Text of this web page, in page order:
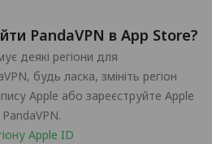
PandaVPN в App Store?
деякі регіони для
будь ласка, змініть регіон
Apple або зареєструйте Apple
Apple ID